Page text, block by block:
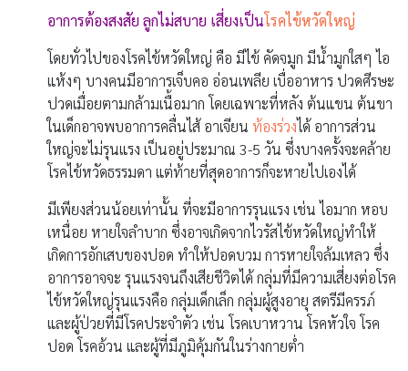
อาการต้องสงสัย ลูกไม่สบาย เสี่ยงเป็นโรคไข้หวัดใหญ่
โดยทั่วไปของโรคไข้หวัดใหญ่ คือ มีไข้ คัดจมูก มีน้ำมูกใสๆ ไอ
แห้งๆ บางคนมีอาการเจ็บคอ อ่อนเพลีย เบื่ออาหาร ปวดศีรษะ
ปวดเมื่อยตามกล้ามเนื้อมาก โดยเฉพาะที่หลัง ต้นแขน ต้นขา
ในเด็กอาจพบอาการคลื่นไส้ อาเจียน ท้องร่วงได้ อาการส่วน
ใหญ่จะไม่รุนแรง เป็นอยู่ประมาณ 3-5 วัน ซึ่งบางครั้งจะคล้าย
โรคไข้หวัดธรรมดา แต่ท้ายที่สุดอาการก็จะหายไปเองได้
มีเพียงส่วนน้อยเท่านั้น ที่จะมีอาการรุนแรง เช่น ไอมาก หอบ
เหนื่อย หายใจลำบาก ซึ่งอาจเกิดจากไวรัสไข้หวัดใหญ่ทำให้
เกิดการอักเสบของปอด ทำให้ปอดบวม การหายใจล้มเหลว ซึ่ง
อาการอาจจะ รุนแรงจนถึงเสียชีวิตได้ กลุ่มที่มีความเสี่ยงต่อโรค
ไข้หวัดใหญ่รุนแรงคือ กลุ่มเด็กเล็ก กลุ่มผู้สูงอายุ สตรีมีครรภ์
และผู้ป่วยที่มีโรคประจำตัว เช่น โรคเบาหวาน โรคหัวใจ โรค
ปอด โรคอ้วน และผู้ที่มีภูมิคุ้มกันในร่างกายต่ำ